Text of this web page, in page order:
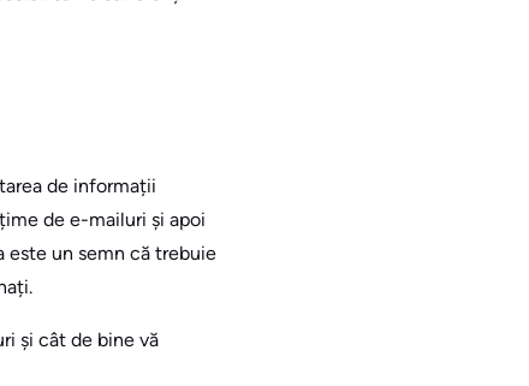
de informații
de e-mailuri și apoi
este un semn că trebuie
și cât de bine vă